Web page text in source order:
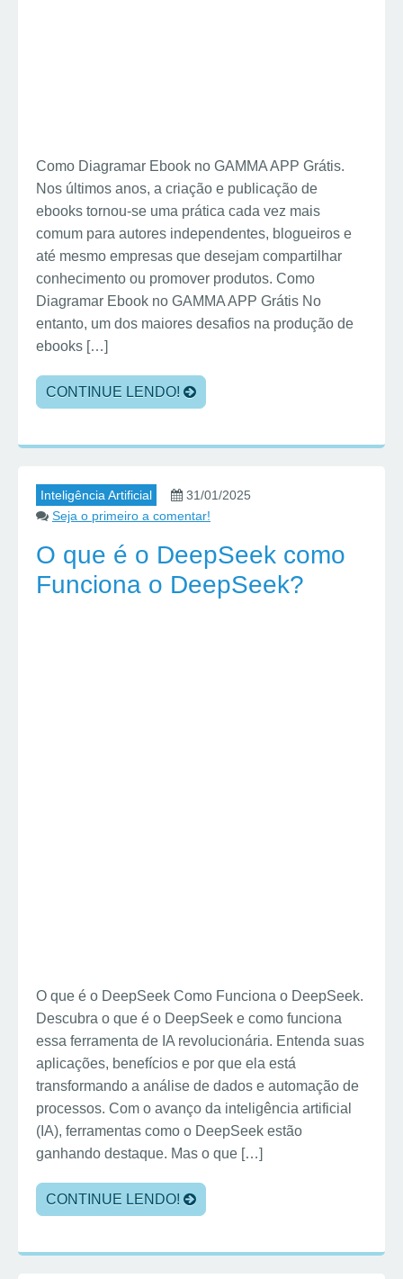
Como Diagramar Ebook no GAMMA APP Grátis.
Nos últimos anos, a criação e publicação de
ebooks tornou-se uma prática cada vez mais
comum para autores independentes, blogueiros e
até mesmo empresas que desejam compartilhar
conhecimento ou promover produtos. Como
Diagramar Ebook no GAMMA APP Grátis No
entanto, um dos maiores desafios na produção de
ebooks […]
CONTINUE LENDO!
Inteligência Artificial
31/01/2025
Seja o primeiro a comentar!
O que é o DeepSeek como
Funciona o DeepSeek?
O que é o DeepSeek Como Funciona o DeepSeek.
Descubra o que é o DeepSeek e como funciona
essa ferramenta de IA revolucionária. Entenda suas
aplicações, benefícios e por que ela está
transformando a análise de dados e automação de
processos. Com o avanço da inteligência artificial
(IA), ferramentas como o DeepSeek estão
ganhando destaque. Mas o que […]
CONTINUE LENDO!